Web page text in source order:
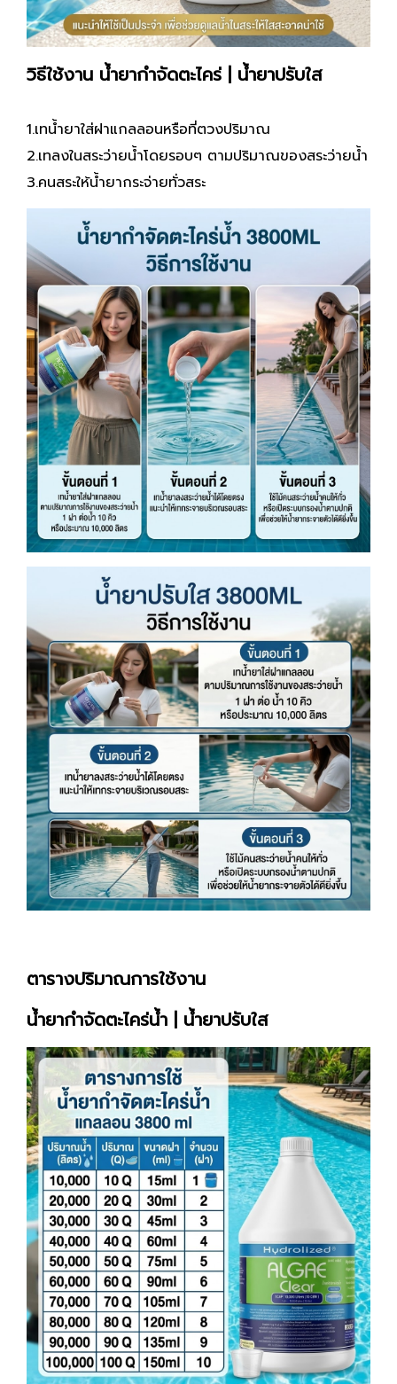
วิธีใช้งาน น้ำยากำจัดตะไคร่ | น้ำยาปรับใส
1.เทน้ำยาใส่ฝาแกลลอนหรือที่ตวงปริมาณ
2.เทลงในสระว่ายน้ำโดยรอบๆ ตามปริมาณของสระว่ายน้ำ
3.คนสระให้น้ำยากระจ่ายทั่วสระ
ตารางปริมาณการใช้งาน
น้ำยากำจัดตะไคร่น้ำ | น้ำยาปรับใส